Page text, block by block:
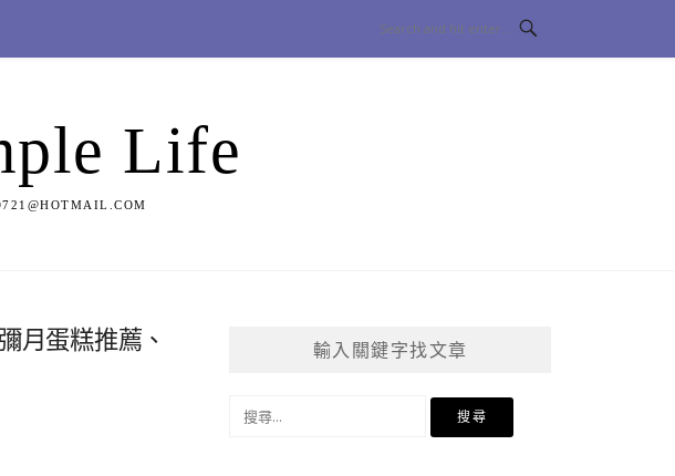
Life
月蛋糕推薦、
輸入關鍵字找文章